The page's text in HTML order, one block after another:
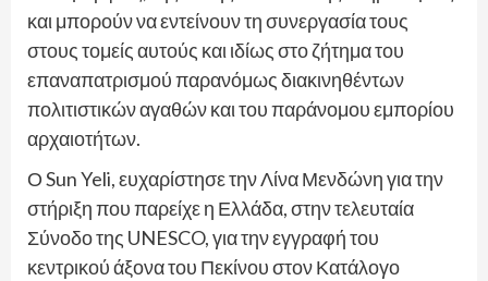
και μπορούν να εντείνουν τη συνεργασία τους
στους τομείς αυτούς και ιδίως στο ζήτημα του
επαναπατρισμού παρανόμως διακινηθέντων
πολιτιστικών αγαθών και του παράνομου εμπορίου
αρχαιοτήτων.
Ο Sun Yeli, ευχαρίστησε την Λίνα Μενδώνη για την
στήριξη που παρείχε η Ελλάδα, στην τελευταία
Σύνοδο της UNESCO, για την εγγραφή του
κεντρικού άξονα του Πεκίνου στον Κατάλογο